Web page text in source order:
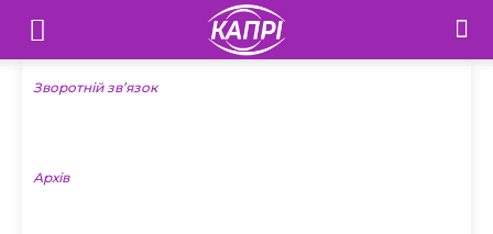
Телебачення
«Капрі»
Новини
Зворотній зв’язок
Архів